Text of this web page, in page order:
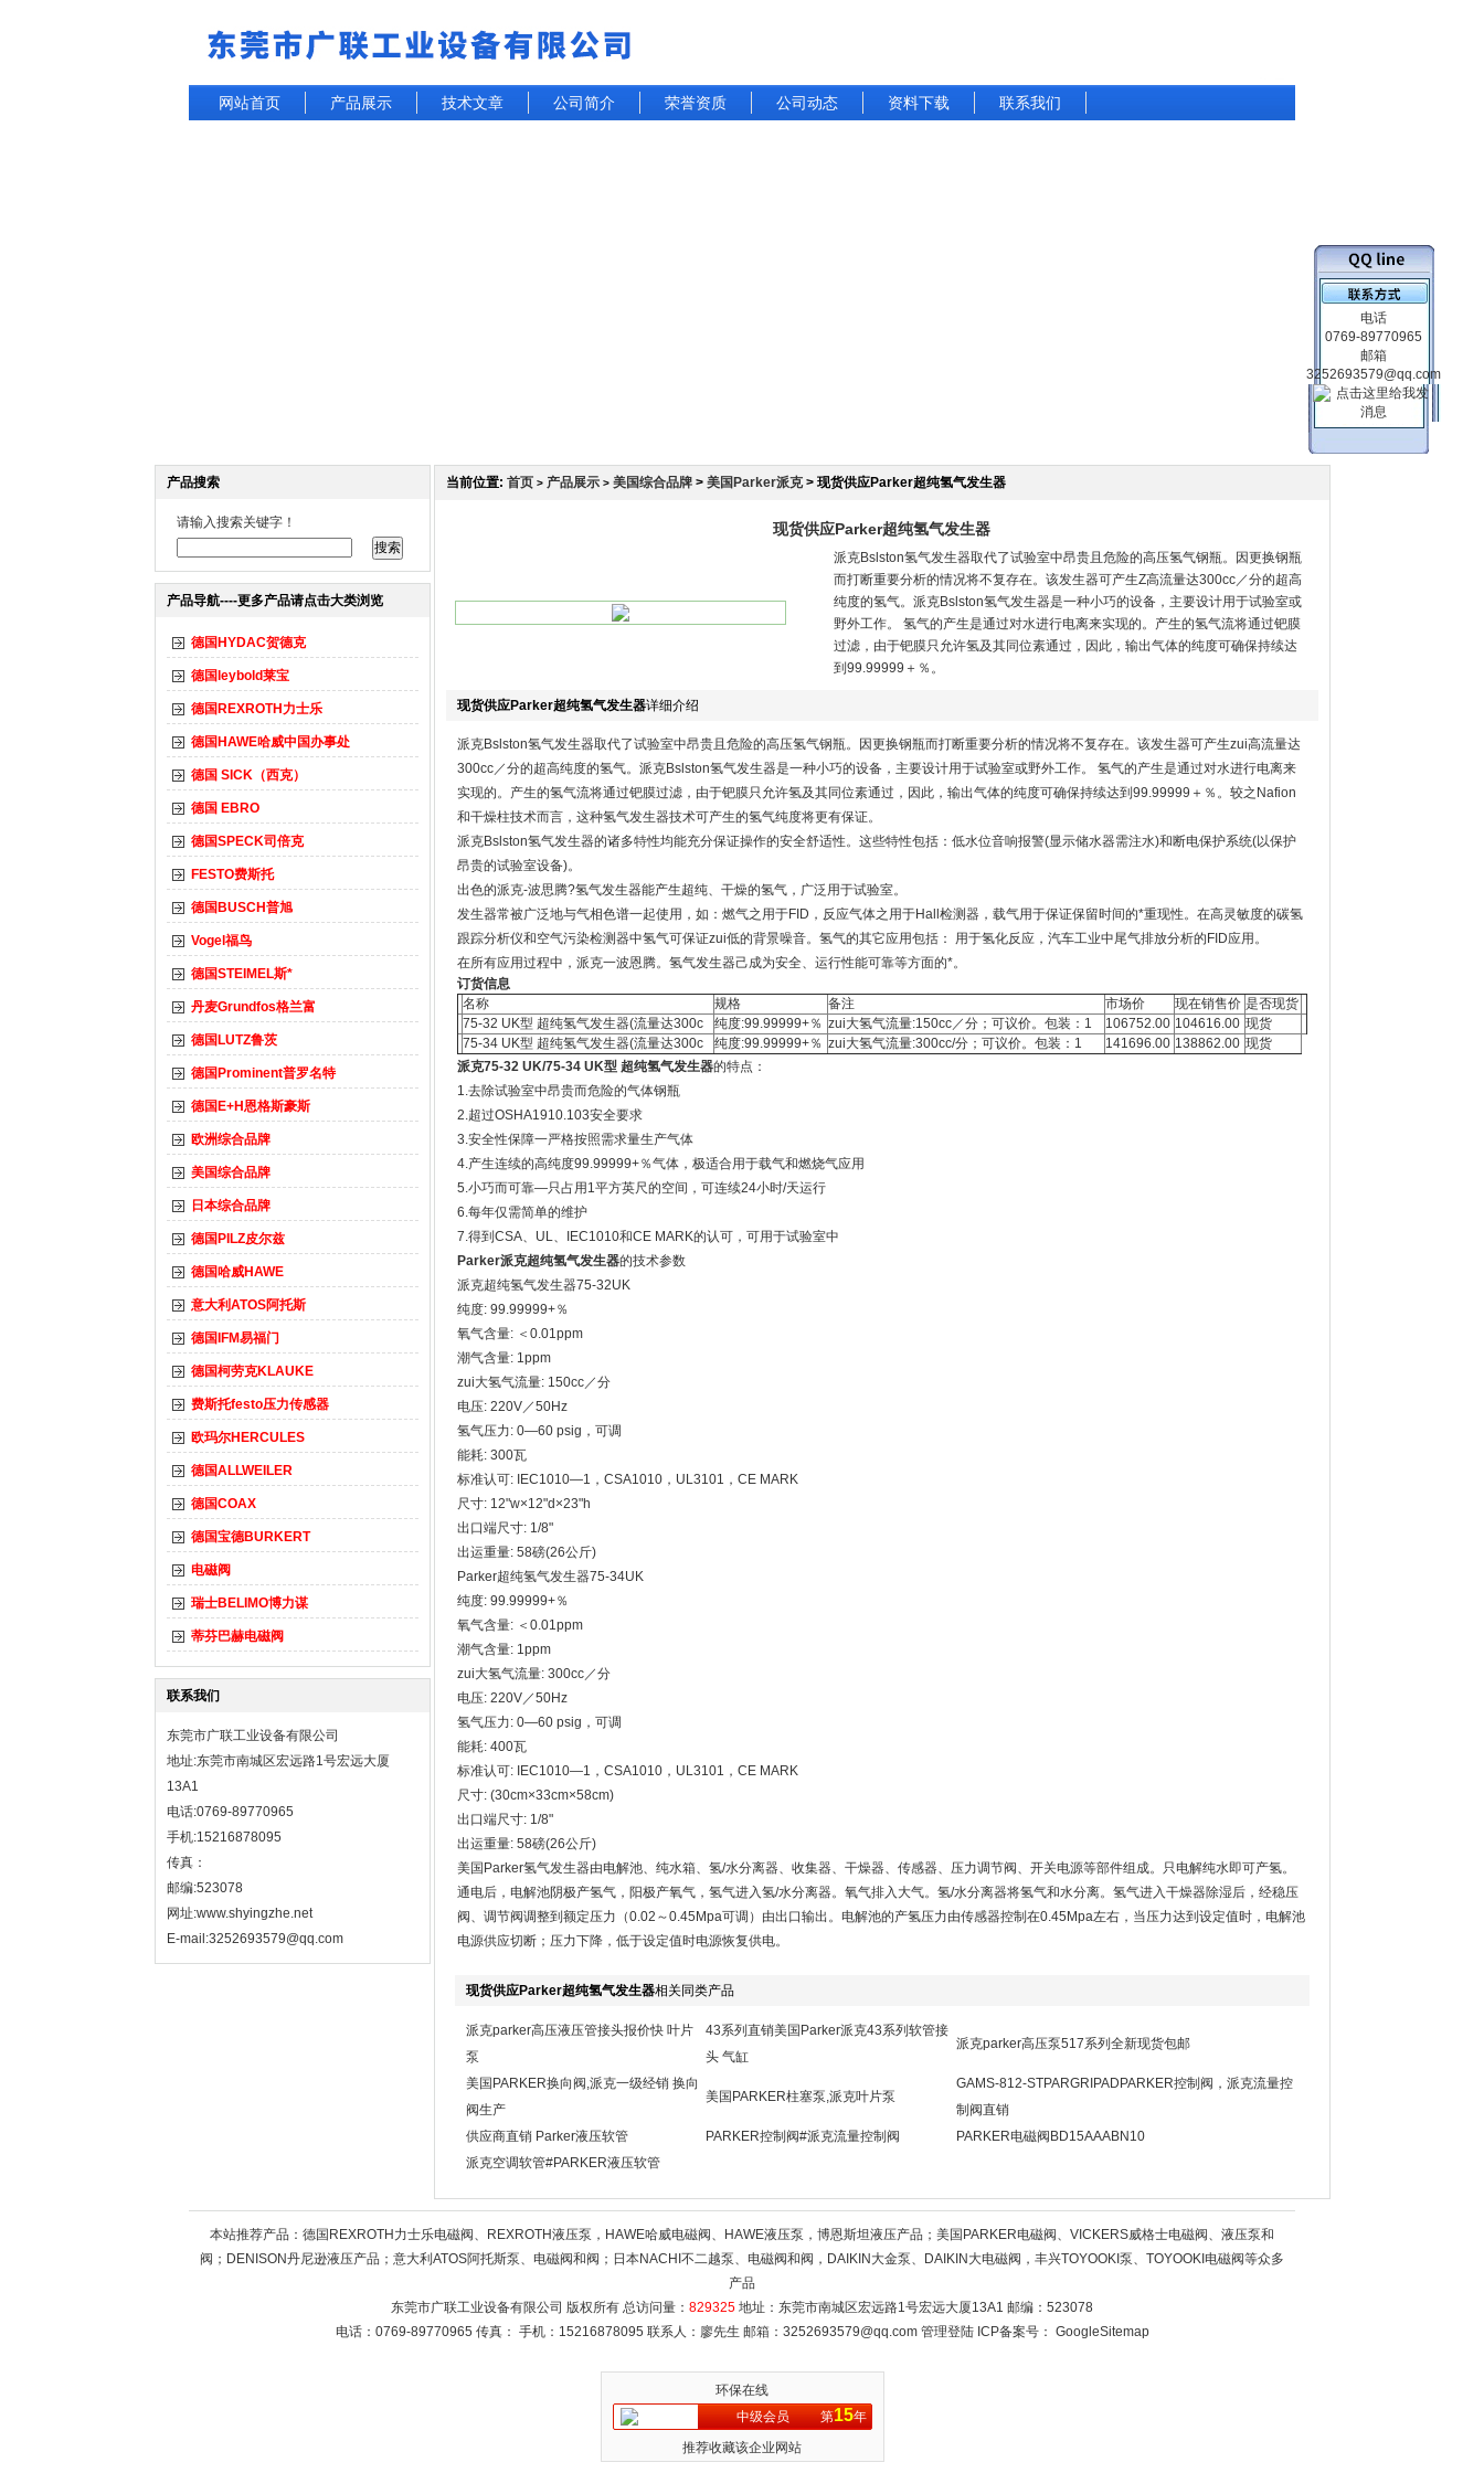
网站首页 产品展示 技术文章 公司简介 荣誉资质 公司动态 资料下载 联系我们
产品搜索
请输入搜索关键字！
产品导航----更多产品请点击大类浏览
德国HYDAC贺德克
德国leybold莱宝
德国REXROTH力士乐
德国HAWE哈威中国办事处
德国 SICK（西克）
德国 EBRO
德国SPECK司倍克
FESTO费斯托
德国BUSCH普旭
Vogel福鸟
德国STEIMEL斯*
丹麦Grundfos格兰富
德国LUTZ鲁茨
德国Prominent普罗名特
德国E+H恩格斯豪斯
欧洲综合品牌
美国综合品牌
日本综合品牌
德国PILZ皮尔兹
德国哈威HAWE
意大利ATOS阿托斯
德国IFM易福门
德国柯劳克KLAUKE
费斯托festo压力传感器
欧玛尔HERCULES
德国ALLWEILER
德国COAX
德国宝德BURKERT
电磁阀
瑞士BELIMO博力谋
蒂芬巴赫电磁阀
联系我们
东莞市广联工业设备有限公司
地址:东莞市南城区宏远路1号宏远大厦
13A1
电话:0769-89770965
手机:15216878095
传真：
邮编:523078
网址:www.shyingzhe.net
E-mail:3252693579@qq.com
当前位置: 首页 > 产品展示 > 美国综合品牌> 美国Parker派克> 现货供应Parker超纯氢气发生器
现货供应Parker超纯氢气发生器
派克Bslston氢气发生器取代了试验室中昂贵且危险的高压氢气钢瓶。因更换钢瓶
而打断重要分析的情况将不复存在。该发生器可产生Z高流量达300cc／分的超高
纯度的氢气。派克Bslston氢气发生器是一种小巧的设备，主要设计用于试验室或
野外工作。 氢气的产生是通过对水进行电离来实现的。产生的氢气流将通过钯膜
过滤，由于钯膜只允许氢及其同位素通过，因此，输出气体的纯度可确保持续达
到99.99999＋％。
现货供应Parker超纯氢气发生器详细介绍
派克Bslston氢气发生器取代了试验室中昂贵且危险的高压氢气钢瓶。因更换钢瓶而打断重要分析的情况将不复存在。该发生器可产生zui高流量达
300cc／分的超高纯度的氢气。派克Bslston氢气发生器是一种小巧的设备，主要设计用于试验室或野外工作。 氢气的产生是通过对水进行电离来
实现的。产生的氢气流将通过钯膜过滤，由于钯膜只允许氢及其同位素通过，因此，输出气体的纯度可确保持续达到99.99999＋％。较之Nafion
和干燥柱技术而言，这种氢气发生器技术可产生的氢气纯度将更有保证。
派克Bslston氢气发生器的诸多特性均能充分保证操作的安全舒适性。这些特性包括：低水位音响报警(显示储水器需注水)和断电保护系统(以保护
昂贵的试验室设备)。
出色的派克-波思腾?氢气发生器能产生超纯、干燥的氢气，广泛用于试验室。
发生器常被广泛地与气相色谱一起使用，如：燃气之用于FID，反应气体之用于Hall检测器，载气用于保证保留时间的*重现性。在高灵敏度的碳氢
跟踪分析仪和空气污染检测器中氢气可保证zui低的背景噪音。氢气的其它应用包括： 用于氢化反应，汽车工业中尾气排放分析的FID应用。
在所有应用过程中，派克一波恩腾。氢气发生器己成为安全、运行性能可靠等方面的*。
订货信息
名称
规格 备注 市场价 现在销售价 是否现货
75-32 UK型 超纯氢气发生器(流量达300c
纯度:99.99999+％ zui大氢气流量:150cc／分；可议价。包装：1 106752.00 104616.00 现货
75-34 UK型 超纯氢气发生器(流量达300c
纯度:99.99999+％ zui大氢气流量:300cc/分；可议价。包装：1 141696.00 138862.00 现货
派克75-32 UK/75-34 UK型 超纯氢气发生器的特点：
1.去除试验室中昂贵而危险的气体钢瓶
2.超过OSHA1910.103安全要求
3.安全性保障一严格按照需求量生产气体
4.产生连续的高纯度99.99999+％气体，极适合用于载气和燃烧气应用
5.小巧而可靠—只占用1平方英尺的空间，可连续24小时/天运行
6.每年仅需简单的维护
7.得到CSA、UL、IEC1010和CE MARK的认可，可用于试验室中
Parker派克超纯氢气发生器的技术参数
派克超纯氢气发生器75-32UK
纯度: 99.99999+％
氧气含量: ＜0.01ppm
潮气含量: 1ppm
zui大氢气流量: 150cc／分
电压: 220V／50Hz
氢气压力: 0—60 psig，可调
能耗: 300瓦
标准认可: IEC1010—1，CSA1010，UL3101，CE MARK
尺寸: 12"w×12"d×23"h
出口端尺寸: 1/8"
出运重量: 58磅(26公斤)
Parker超纯氢气发生器75-34UK
纯度: 99.99999+％
氧气含量: ＜0.01ppm
潮气含量: 1ppm
zui大氢气流量: 300cc／分
电压: 220V／50Hz
氢气压力: 0—60 psig，可调
能耗: 400瓦
标准认可: IEC1010—1，CSA1010，UL3101，CE MARK
尺寸: (30cm×33cm×58cm)
出口端尺寸: 1/8"
出运重量: 58磅(26公斤)
美国Parker氢气发生器由电解池、纯水箱、氢/水分离器、收集器、干燥器、传感器、压力调节阀、开关电源等部件组成。只电解纯水即可产氢。
通电后，电解池阴极产氢气，阳极产氧气，氢气进入氢/水分离器。氧气排入大气。氢/水分离器将氢气和水分离。氢气进入干燥器除湿后，经稳压
阀、调节阀调整到额定压力（0.02～0.45Mpa可调）由出口输出。电解池的产氢压力由传感器控制在0.45Mpa左右，当压力达到设定值时，电解池
电源供应切断；压力下降，低于设定值时电源恢复供电。
现货供应Parker超纯氢气发生器相关同类产品
派克parker高压液压管接头报价快 叶片
泵
43系列直销美国Parker派克43系列软管接
头 气缸
派克parker高压泵517系列全新现货包邮
美国PARKER换向阀,派克一级经销 换向
阀生产
美国PARKER柱塞泵,派克叶片泵
GAMS-812-STPARGRIPADPARKER控制阀，派克流量控
制阀直销
供应商直销 Parker液压软管
PARKER控制阀#派克流量控制阀
PARKER电磁阀BD15AAABN10
派克空调软管#PARKER液压软管
本站推荐产品： 德国REXROTH力士乐电磁阀、REXROTH液压泵，HAWE哈威电磁阀、HAWE液压泵，博恩斯坦液压产品；美国PARKER电磁阀、VICKERS威格士电磁阀、液压泵和
阀；DENISON丹尼逊液压产品；意大利ATOS阿托斯泵、电磁阀和阀；日本NACHI不二越泵、电磁阀和阀，DAIKIN大金泵、DAIKIN大电磁阀，丰兴TOYOOKI泵、TOYOOKI电磁阀等众多
产品
东莞市广联工业设备有限公司 版权所有 总访问量： 829325 地址：东莞市南城区宏远路1号宏远大厦13A1 邮编：523078
电话：0769-89770965 传真： 手机：15216878095 联系人：廖先生 邮箱： 3252693579@qq.com 管理登陆ICP备案号： GoogleSitemap
电话
0769-89770965
邮箱
3252693579@qq.com
环保在线
中级会员
第15年
推荐收藏该企业网站